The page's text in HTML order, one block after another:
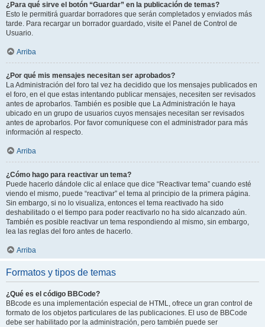
¿Para qué sirve el botón “Guardar” en la publicación de temas?
Esto le permitirá guardar borradores que serán completados y enviados más
tarde. Para recargar un borrador guardado, visite el Panel de Control de
Usuario.
Arriba
¿Por qué mis mensajes necesitan ser aprobados?
La Administración del foro tal vez ha decidido que los mensajes publicados en
el foro, en el que estas intentando publicar mensajes, necesiten ser revisados
antes de aprobarlos. También es posible que La Administración le haya
ubicado en un grupo de usuarios cuyos mensajes necesitan ser revisados
antes de aprobarlos. Por favor comuníquese con el administrador para más
información al respecto.
Arriba
¿Cómo hago para reactivar un tema?
Puede hacerlo dándole clic al enlace que dice “Reactivar tema” cuando esté
viendo el mismo, puede “reactivar” el tema al principio de la primera página.
Sin embargo, si no lo visualiza, entonces el tema reactivado ha sido
deshabilitado o el tiempo para poder reactivarlo no ha sido alcanzado aún.
También es posible reactivar un tema respondiendo al mismo, sin embargo,
lea las reglas del foro antes de hacerlo.
Arriba
Formatos y tipos de temas
¿Qué es el código BBCode?
BBcode es una implementación especial de HTML, ofrece un gran control de
formato de los objetos particulares de las publicaciones. El uso de BBCode
debe ser habilitado por la administración, pero también puede ser